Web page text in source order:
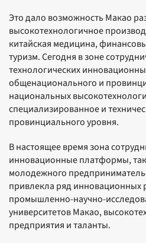
Это дало возможность Макао
высокотехнологичное
китайская медицина,
туризм. Сегодня в зоне
технологических
общенационального и
национальных
специализированное и
провинциального уровня.
В настоящее время зона
инновационные платформы,
молодежного
привлекла ряд инновационных
промышленно-научно-
университетов Макао,
предприятия и таланты.